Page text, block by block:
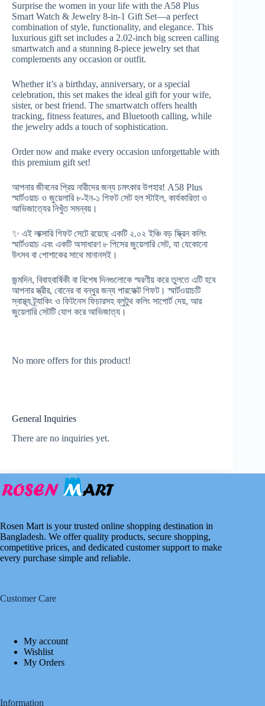
Surprise the women in your life with the A58 Plus
Smart Watch & Jewelry 8-in-1 Gift Set—a perfect
combination of style, functionality, and elegance. This
luxurious gift set includes a 2.02-inch big screen calling
smartwatch and a stunning 8-piece jewelry set that
complements any occasion or outfit.
Whether it’s a birthday, anniversary, or a special
celebration, this set makes the ideal gift for your wife,
sister, or best friend. The smartwatch offers health
tracking, fitness features, and Bluetooth calling, while
the jewelry adds a touch of sophistication.
Order now and make every occasion unforgettable with
this premium gift set!
আপনার জীবনের প্রিয় নারীদের জন্য চমৎকার উপহার! A58 Plus
স্মার্টওয়াচ ও জুয়েলারি ৮-ইন-১ গিফট সেট হল স্টাইল, কার্যকারিতা ও
আভিজাত্যের নিখুঁত সমন্বয়।
✨ এই লাক্সারি গিফট সেটে রয়েছে একটি ২.০২ ইঞ্চি বড় স্ক্রিন কলিং
স্মার্টওয়াচ এবং একটি অসাধারণ ৮ পিসের জুয়েলারি সেট, যা যেকোনো
উৎসব বা পোশাকের সাথে মানানসই।
জন্মদিন, বিবাহবার্ষিকী বা বিশেষ দিনগুলোকে স্মরণীয় করে তুলতে এটি হবে
আপনার স্ত্রীর, বোনের বা বন্ধুর জন্য পারফেক্ট গিফট। স্মার্টওয়াচটি
স্বাস্থ্য ট্র্যাকিং ও ফিটনেস ফিচারসহ ব্লুটুথ কলিং সাপোর্ট দেয়, আর
জুয়েলারি সেটটি যোগ করে আভিজাত্য।
No more offers for this product!
General Inquiries
There are no inquiries yet.
Rosen Mart is your trusted online shopping destination in
Bangladesh. We offer quality products, secure shopping,
competitive prices, and dedicated customer support to make
every purchase simple and reliable.
Customer Care
My account
Wishlist
My Orders
Information